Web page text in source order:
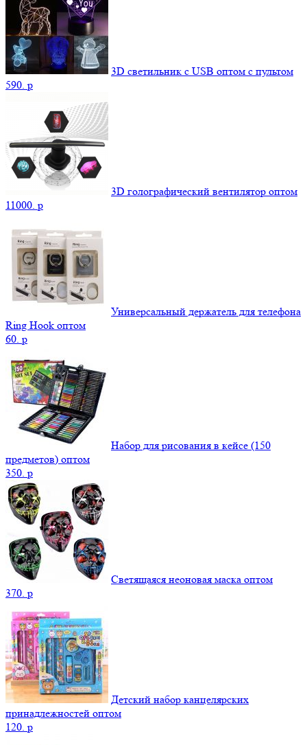
3D светильник c USB оптом с пультом
590. p
3D голографический вентилятор оптом
11000. p
Универсальный держатель для телефона
Ring Hook оптом
60. p
Набор для рисования в кейсе (150
предметов) оптом
350. p
Светящаяся неоновая маска оптом
370. p
Детский набор канцелярских
принадлежностей оптом
120. p